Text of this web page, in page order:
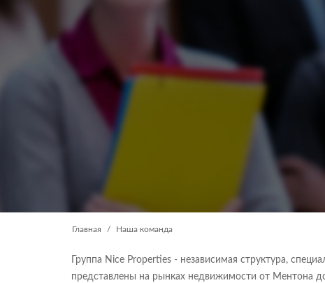
Главная Наша команда
Группа Nice Properties - независимая структура,
представлены на рынках недвижимости от